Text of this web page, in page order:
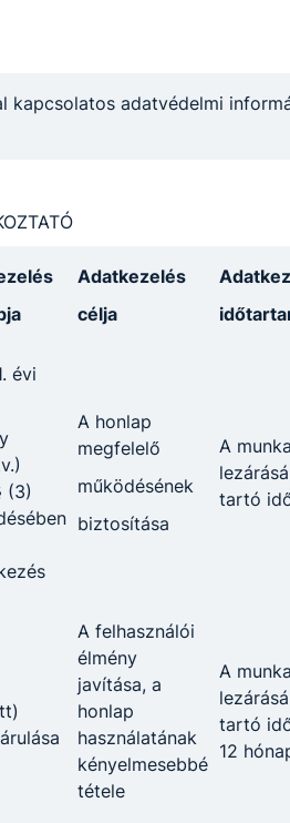
Kadét
nap a
kapcsolatos adatvédelmi
Adatkezelés
célja
évi
(3)
A honlap
megfelelő
működésének
biztosítása
A
tartó
A felhasználói
élmény
javítása, a
honlap
használatának
kényelmesebbé
tétele
A
tartó
12